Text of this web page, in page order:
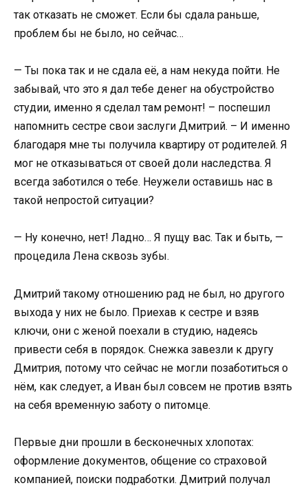
так отказать не сможет. Если бы сдала раньше,
проблем бы не было, но сейчас…
— Ты пока так и не сдала её, а нам некуда пойти. Не
забывай, что это я дал тебе денег на обустройство
студии, именно я сделал там ремонт! – поспешил
напомнить сестре свои заслуги Дмитрий. – И именно
благодаря мне ты получила квартиру от родителей. Я
мог не отказываться от своей доли наследства. Я
всегда заботился о тебе. Неужели оставишь нас в
такой непростой ситуации?
— Ну конечно, нет! Ладно… Я пущу вас. Так и быть, —
процедила Лена сквозь зубы.
Дмитрий такому отношению рад не был, но другого
выхода у них не было. Приехав к сестре и взяв
ключи, они с женой поехали в студию, надеясь
привести себя в порядок. Снежка завезли к другу
Дмитрия, потому что сейчас не могли позаботиться о
нём, как следует, а Иван был совсем не против взять
на себя временную заботу о питомце.
Первые дни прошли в бесконечных хлопотах:
оформление документов, общение со страховой
компанией, поиски подработки. Дмитрий получал